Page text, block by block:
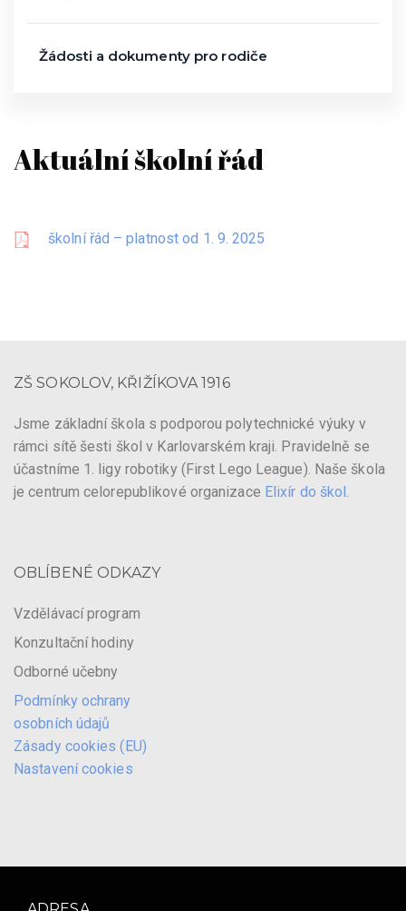
Aktuální školní řád
školní řád – platnost od 1. 9. 2025
Žádosti a dokumenty pro rodiče
ZŠ SOKOLOV, KŘIŽÍKOVA 1916
Jsme základní škola s podporou polytechnické výuky v
rámci sítě šesti škol v Karlovarském kraji. Pravidelně se
účastníme 1. ligy robotiky (First Lego League). Naše škola
je centrum celorepublikové organizace Elixír do škol.
OBLÍBENÉ ODKAZY
Vzdělávací program
Konzultační hodiny
Odborné učebny
Podmínky ochrany
osobních údajů
Zásady cookies (EU)
Nastavení cookies